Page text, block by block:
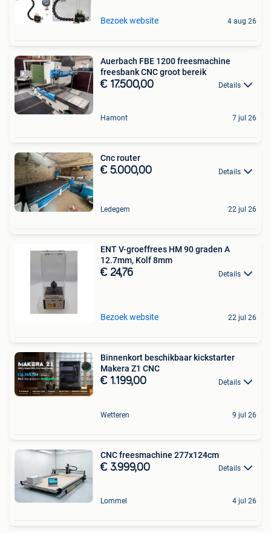
Bezoek website 4 aug 26
Auerbach FBE 1200 freesmachine
freesbank CNC groot bereik
€ 17.500,00 Details
Hamont 7 jul 26
Cnc router
€ 5.000,00 Details
Ledegem 22 jul 26
ENT V-groeffrees HM 90 graden A
12.7mm, Kolf 8mm
€ 24,76 Details
Bezoek website 22 jul 26
Binnenkort beschikbaar kickstarter
Makera Z1 CNC
€ 1.199,00 Details
Wetteren 9 jul 26
CNC freesmachine 277x124cm
€ 3.999,00 Details
Lommel 4 jul 26